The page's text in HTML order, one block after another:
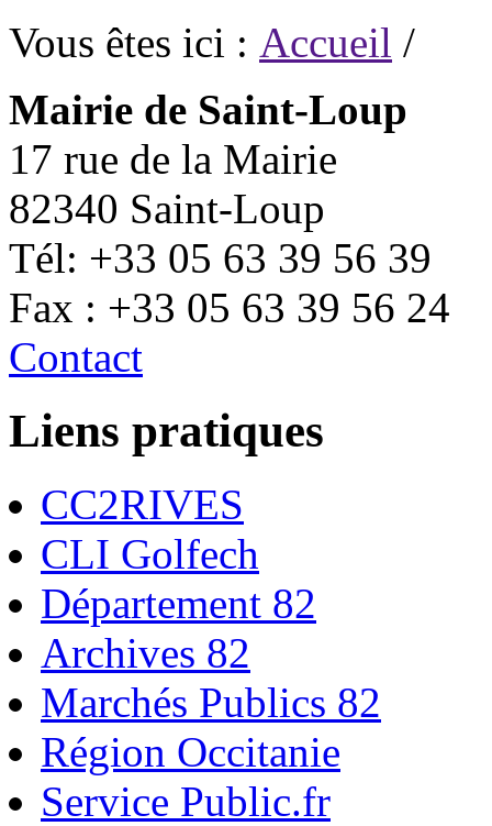
Vous êtes ici : Accueil /
Mairie de Saint-Loup
17 rue de la Mairie
82340 Saint-Loup
Tél: +33 05 63 39 56 39
Fax : +33 05 63 39 56 24
Contact
Liens pratiques
CC2RIVES
CLI Golfech
Département 82
Archives 82
Marchés Publics 82
Région Occitanie
Service Public.fr